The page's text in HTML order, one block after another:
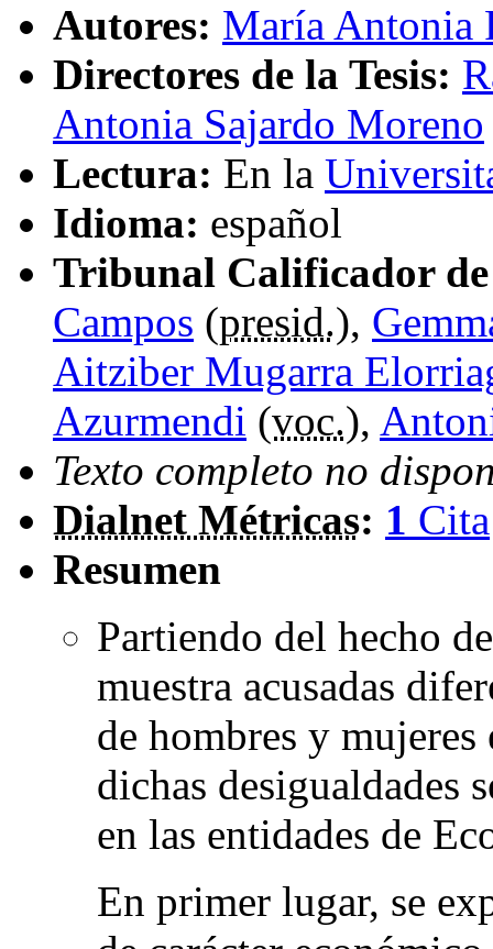
Autores: María Antonia
Directores de la Tesis:
Antonia Sajardo Moreno
Lectura: En la
Idioma: español
Tribunal Calificador de
Campos (presid.),
Aitziber Mugarra
Azurmendi (voc.),
Texto completo no
Dialnet Métricas: 1 Cita
Resumen
Partiendo del hecho
muestra acusadas
de hombres y mujeres
dichas desigualdades
en las entidades de
En primer lugar, se